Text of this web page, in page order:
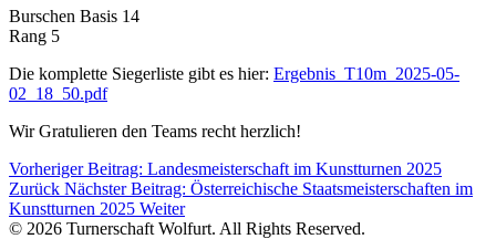
Burschen Basis 14
Rang 5
Die komplette Siegerliste gibt es hier: Ergebnis_T10m_2025-05-
02_18_50.pdf
Wir Gratulieren den Teams recht herzlich!
Vorheriger Beitrag: Landesmeisterschaft im Kunstturnen 2025
Zurück Nächster Beitrag: Österreichische Staatsmeisterschaften im
Kunstturnen 2025 Weiter
© 2026 Turnerschaft Wolfurt. All Rights Reserved.